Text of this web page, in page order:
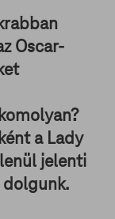
Oscar-
a Lady
jelenti
dolgunk.